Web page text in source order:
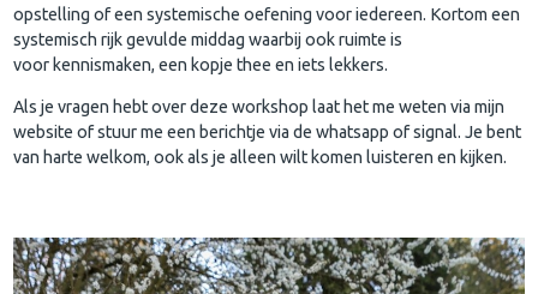
opstelling of een systemische oefening voor iedereen. Kortom een
systemisch rijk gevulde middag waarbij ook ruimte is
voor kennismaken, een kopje thee en iets lekkers.
Als je vragen hebt over deze workshop laat het me weten via mijn
website of stuur me een berichtje via de whatsapp of signal. Je bent
van harte welkom, ook als je alleen wilt komen luisteren en kijken.